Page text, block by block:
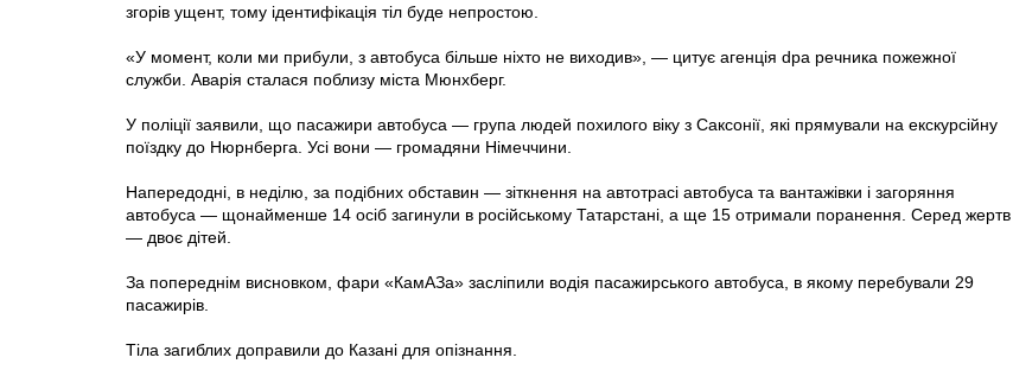
згорів ущент, тому ідентифікація тіл буде непростою.
«У момент, коли ми прибули, з автобуса більше ніхто не виходив», — цитує агенція dpa речника пожежної
служби. Аварія сталася поблизу міста Мюнхберг.
У поліції заявили, що пасажири автобуса — група людей похилого віку з Саксонії, які прямували на екскурсійну
поїздку до Нюрнберга. Усі вони — громадяни Німеччини.
Напередодні, в неділю, за подібних обставин — зіткнення на автотрасі автобуса та вантажівки і загоряння
автобуса — щонайменше 14 осіб загинули в російському Татарстані, а ще 15 отримали поранення. Серед жертв
— двоє дітей.
За попереднім висновком, фари «КамАЗа» засліпили водія пасажирського автобуса, в якому перебували 29
пасажирів.
Тіла загиблих доправили до Казані для опізнання.